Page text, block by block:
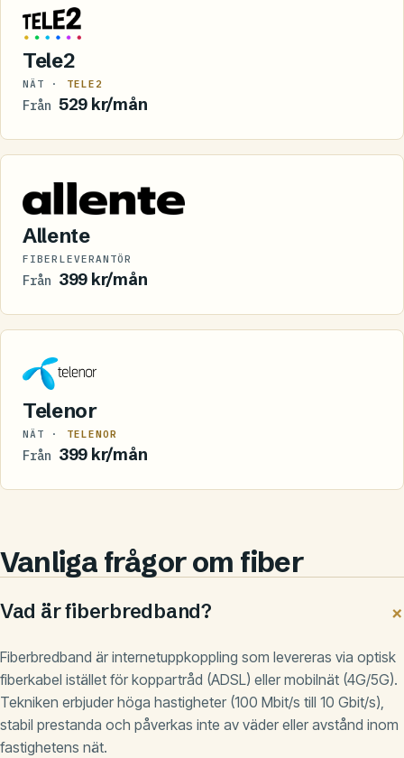
Tele2
NÄT · TELE2
Från 529 kr/mån
Allente
FIBERLEVERANTÖR
Från 399 kr/mån
Telenor
NÄT · TELENOR
Från 399 kr/mån
Vanliga frågor om fiber
Vad är fiberbredband?
Fiberbredband är internetuppkoppling som levereras via optisk
fiberkabel istället för koppartråd (ADSL) eller mobilnät (4G/5G).
Tekniken erbjuder höga hastigheter (100 Mbit/s till 10 Gbit/s),
stabil prestanda och påverkas inte av väder eller avstånd inom
fastighetens nät.